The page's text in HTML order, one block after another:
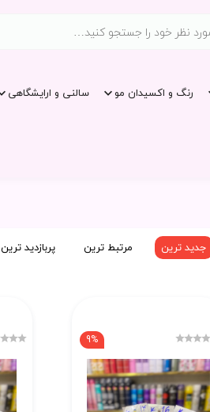
رنگ و اکسیدان مو سالنی و ارایشگاهی
جدید ترین مرتبط ترین پربازدید ترین
9%